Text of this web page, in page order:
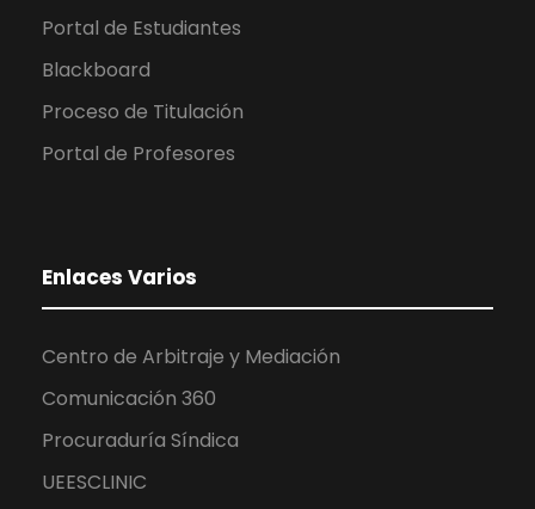
Portal de Estudiantes
Blackboard
Proceso de Titulación
Portal de Profesores
Enlaces Varios
Centro de Arbitraje y Mediación
Comunicación 360
Procuraduría Síndica
UEESCLINIC